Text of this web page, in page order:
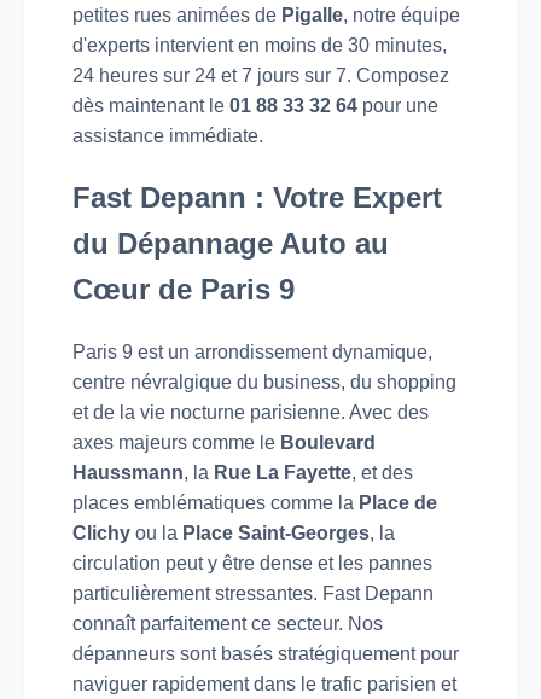
petites rues animées de Pigalle, notre équipe
d'experts intervient en moins de 30 minutes,
24 heures sur 24 et 7 jours sur 7. Composez
dès maintenant le 01 88 33 32 64 pour une
assistance immédiate.
Fast Depann : Votre Expert
du Dépannage Auto au
Cœur de Paris 9
Paris 9 est un arrondissement dynamique,
centre névralgique du business, du shopping
et de la vie nocturne parisienne. Avec des
axes majeurs comme le Boulevard
Haussmann, la Rue La Fayette, et des
places emblématiques comme la Place de
Clichy ou la Place Saint-Georges, la
circulation peut y être dense et les pannes
particulièrement stressantes. Fast Depann
connaît parfaitement ce secteur. Nos
dépanneurs sont basés stratégiquement pour
naviguer rapidement dans le trafic parisien et